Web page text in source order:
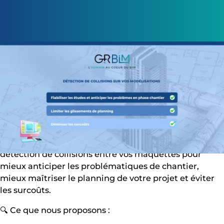
Marie Kieffer – le 23/05/2024 l
🚧 Vous souhaitez garantir la qualité et la cohérence
de votre projet ?
Chez GR BIM, nous vous proposons un service de
détection de collisions entre vos maquettes pour
mieux anticiper les problématiques de chantier,
mieux maîtriser le planning de votre projet et éviter
les surcoûts.
🔍 Ce que nous proposons :